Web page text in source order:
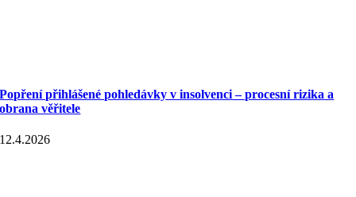
Popření přihlášené pohledávky v insolvenci – procesní rizika a
obrana věřitele
12.4.2026